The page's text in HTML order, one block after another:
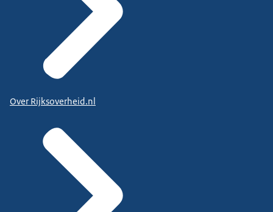
Over Rijksoverheid.nl